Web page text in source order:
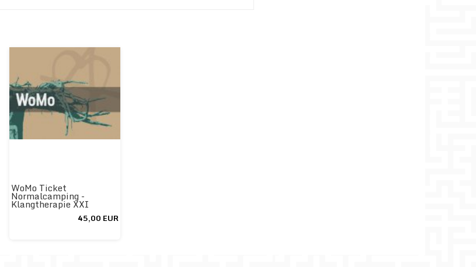
WoMo Ticket
Normalcamping -
Klangtherapie XXI
45,00 EUR